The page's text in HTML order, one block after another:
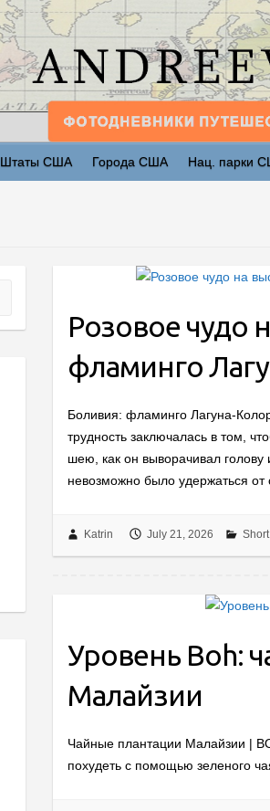
Штаты США Города США Нац. парки
Розовое чудо
фламинго
Боливия: фламинго Лагуна-
трудность заключалась в том,
шею, как он выворачивал
невозможно было удержаться
Katrin July 21, 2026
Уровень Boh:
Малайзии
Чайные плантации Малайзии |
похудеть с помощью зеленого